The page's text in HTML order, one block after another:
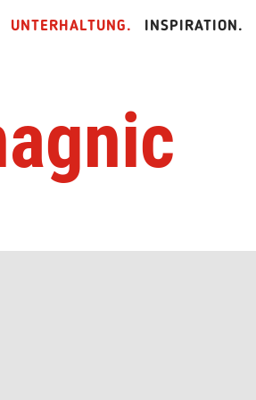
UNTERHALTUNG. INSPIRATION.